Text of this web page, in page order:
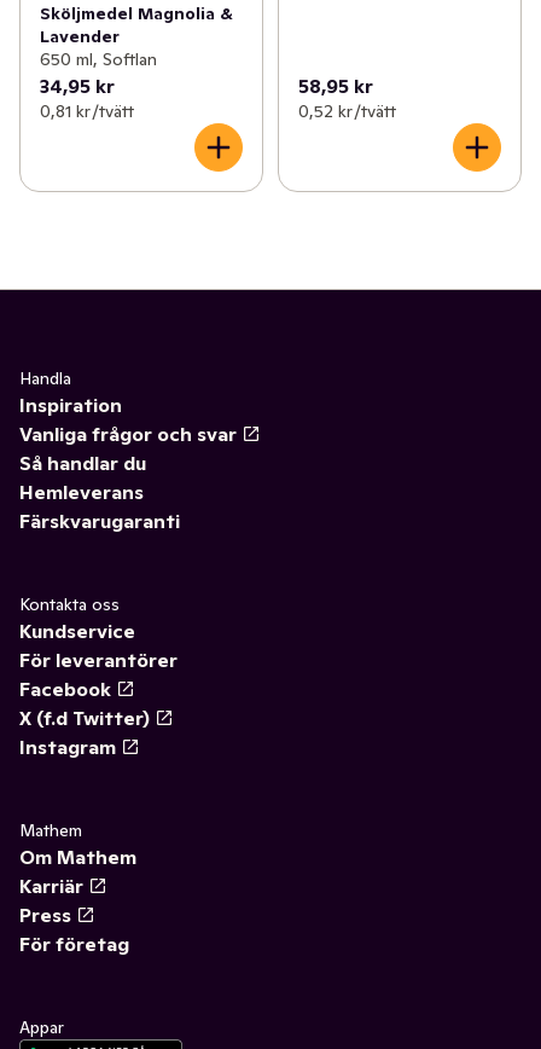
Sköljmedel Magnolia &
Lavender
650 ml, Softlan
34,95 kr
0,81 kr /tvätt
58,95 kr
0,52 kr /tvätt
Handla
Inspiration
Vanliga frågor och svar
Så handlar du
Hemleverans
Färskvarugaranti
Kontakta oss
Kundservice
För leverantörer
Facebook
X (f.d Twitter)
Instagram
Mathem
Om Mathem
Karriär
Press
För företag
Appar